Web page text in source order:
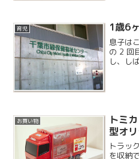
育児 1歳6
息子は
の 2 回
し、し
お買い物
トミ
型オ
トラッ
を収納